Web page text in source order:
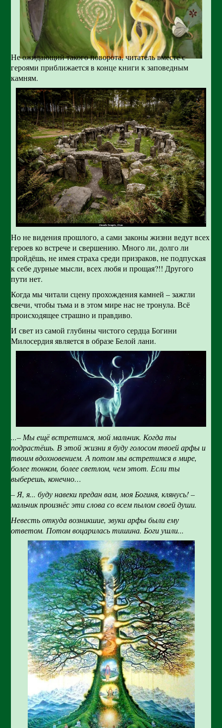
Не ожидающий такого поворота, читатель вместе с
героями приближается в конце книги к заповедным
камням.
Но не видения прошлого, а сами законы жизни ведут всех
героев ко встрече и свершению. Много ли, долго ли
пройдёшь, не имея страха среди призраков, не подпуская
к себе дурные мысли, всех любя и прощая?!! Другого
пути нет.
Когда мы читали сцену прохождения камней – зажгли
свечи, чтобы тьма и в этом мире нас не тронула. Всё
происходящее страшно и правдиво.
И свет из самой глубины чистого сердца Богини
Милосердия является в образе Белой лани.
...– Мы ещё встретимся, мой мальчик. Когда ты
подрастёшь. В этой жизни я буду голосом твоей арфы и
твоим вдохновением. А потом мы встретимся в мире,
более тонком, более светлом, чем этот. Если ты
выберешь, конечно…
– Я, я... буду навеки предан вам, моя Богиня, клянусь! –
мальчик произнёс эти слова со всем пылом своей души.
Невесть откуда возникшие, звуки арфы были ему
ответом. Потом воцарилась тишина. Боги ушли...